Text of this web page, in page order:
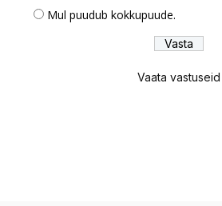
Mul puudub kokkupuude.
Vaata vastuseid